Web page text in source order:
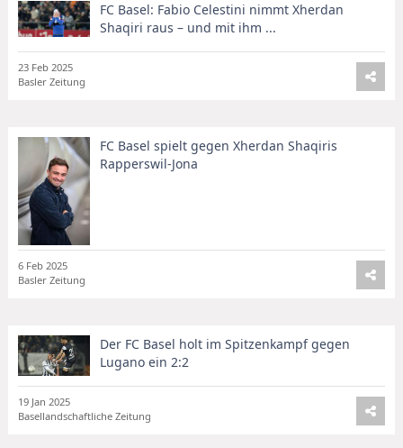
FC Basel: Fabio Celestini nimmt Xherdan
Shaqiri raus – und mit ihm ...
23 Feb 2025
Basler Zeitung
FC Basel spielt gegen Xherdan Shaqiris
Rapperswil-Jona
6 Feb 2025
Basler Zeitung
Der FC Basel holt im Spitzenkampf gegen
Lugano ein 2:2
19 Jan 2025
Basellandschaftliche Zeitung